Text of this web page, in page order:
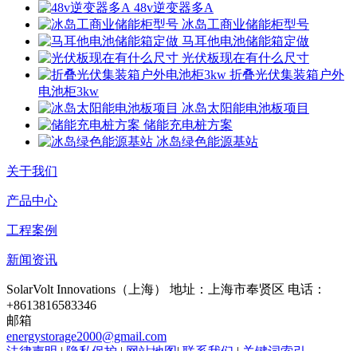
48v逆变器多A
冰岛工商业储能柜型号
马耳他电池储能箱定做
光伏板现在有什么尺寸
折叠光伏集装箱户外
电池柜3kw
冰岛太阳能电池板项目
储能充电桩方案
冰岛绿色能源基站
关于我们
产品中心
工程案例
新闻资讯
SolarVolt Innovations（上海） 地址：上海市奉贤区 电话：
+8613816583346
邮箱
energystorage2000@gmail.com